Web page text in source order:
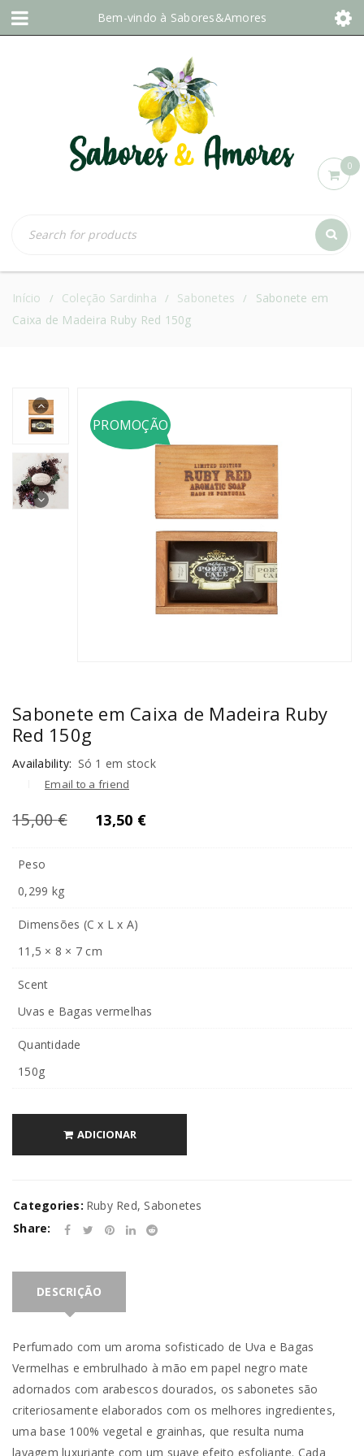
Bem-vindo à Sabores&Amores
0
Início / Coleção Sardinha / Sabonetes /
Sabonete em
Caixa de Madeira Ruby Red 150g
PROMOÇÃO
Sabonete em Caixa de Madeira Ruby
Red 150g
Availability: Só 1 em stock
Email to a friend
15,00€ 13,50 €
Peso
0,299 kg
Dimensões (C x L x A)
11,5 × 8 × 7 cm
Scent
Uvas e Bagas vermelhas
Quantidade
150g
ADICIONAR
Categories: Ruby Red, Sabonetes
Share:
DESCRIÇÃO
Perfumado com um aroma sofisticado de Uva e Bagas
Vermelhas e embrulhado à mão em papel negro mate
adornados com arabescos dourados, os sabonetes são
criteriosamente elaborados com os melhores ingredientes,
uma base 100% vegetal e grainhas, que resulta numa
lavagem luxuriante com um suave efeito esfoliante. Cada